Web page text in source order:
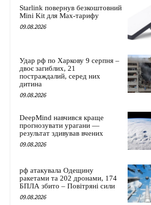
Starlink повернув безкоштовний
Mini Kit для Max-тарифу
09.08.2026
Удар рф по Харкову 9 серпня –
двоє загиблих, 21
постраждалий, серед них
дитина
09.08.2026
DeepMind навчився краще
прогнозувати урагани —
результат здивував вчених
09.08.2026
рф атакувала Одещину
ракетами та 202 дронами, 174
БПЛА збито – Повітряні сили
09.08.2026